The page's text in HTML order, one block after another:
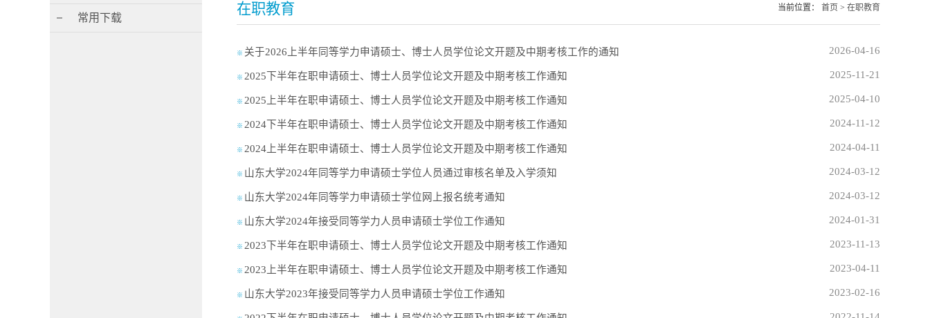
常用下载
在职教育 当前位置： 首页 > 在职教育
※ 关于2026上半年同等学力申请硕士、博士人员学位论文开题及中期考核工作的通知 2026-04-16
※ 2025下半年在职申请硕士、博士人员学位论文开题及中期考核工作通知 2025-11-21
※ 2025上半年在职申请硕士、博士人员学位论文开题及中期考核工作通知 2025-04-10
※ 2024下半年在职申请硕士、博士人员学位论文开题及中期考核工作通知 2024-11-12
※ 2024上半年在职申请硕士、博士人员学位论文开题及中期考核工作通知 2024-04-11
※ 山东大学2024年同等学力申请硕士学位人员通过审核名单及入学须知 2024-03-12
※ 山东大学2024年同等学力申请硕士学位网上报名统考通知 2024-03-12
※ 山东大学2024年接受同等学力人员申请硕士学位工作通知 2024-01-31
※ 2023下半年在职申请硕士、博士人员学位论文开题及中期考核工作通知 2023-11-13
※ 2023上半年在职申请硕士、博士人员学位论文开题及中期考核工作通知 2023-04-11
※ 山东大学2023年接受同等学力人员申请硕士学位工作通知 2023-02-16